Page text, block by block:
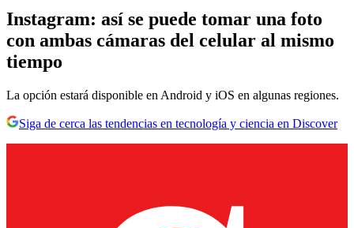
Instagram: así se puede tomar una foto
con ambas cámaras del celular al mismo
tiempo
La opción estará disponible en Android y iOS en algunas regiones.
Siga de cerca las tendencias en tecnología y ciencia en Discover